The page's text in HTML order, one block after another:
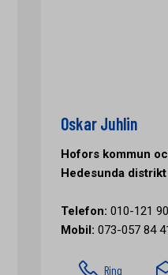
Oskar Juhlin
Hofors kommun
Hedesunda distrikt
Telefon: 010-121
Mobil: 073-057 84
Ring